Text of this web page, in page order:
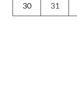
30 31